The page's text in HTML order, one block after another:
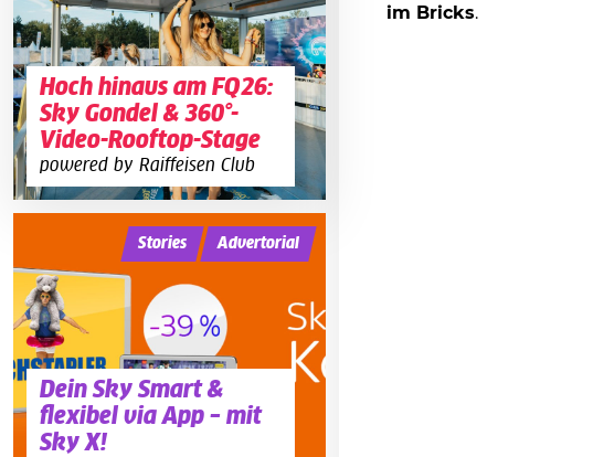
im Bricks.
Hoch hinaus am FQ26:
Sky Gondel & 360°-
Video-Rooftop-Stage
powered by Raiffeisen Club
Dein Sky Smart &
flexibel via App – mit
Sky X!
Stories Advertorial